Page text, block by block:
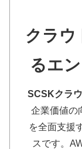
クラウ
るエ
SCSKクラ
企業価値の
を全面支援
スです。